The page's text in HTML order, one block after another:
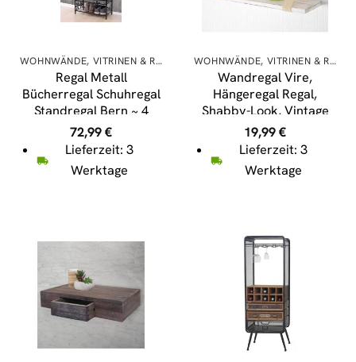
WOHNWÄNDE, VITRINEN & REGALE
Regal Metall
Bücherregal Schuhregal
Standregal Bern ~ 4
Böden, Höhe 90cm
72,99€
Lieferzeit: 3
Werktage
WOHNWÄNDE, VITRINEN & REGALE
Wandregal Vire,
Hängeregal Regal,
Shabby-Look, Vintage
weiß
19,99€
Lieferzeit: 3
Werktage